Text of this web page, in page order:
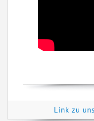
Link zu